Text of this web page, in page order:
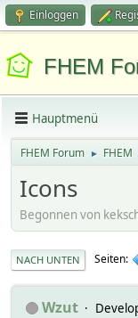
Einloggen
FHEM
Hauptmenü
FHEM Forum ► FHEM
Icons
Begonnen von
NACH UNTEN Seiten
Wzut